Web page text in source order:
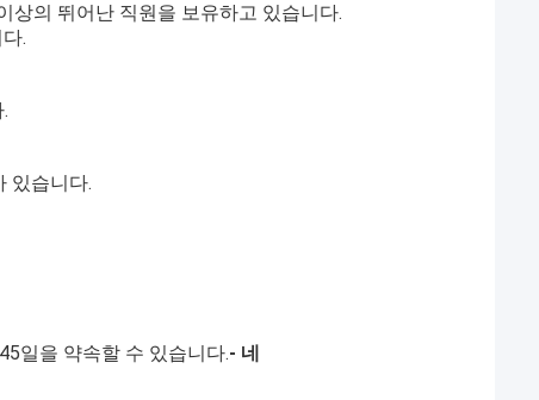
상의 뛰어난 직원을 보유하고 있습니다.
.
있습니다.
일을 약속할 수 있습니다.- 네